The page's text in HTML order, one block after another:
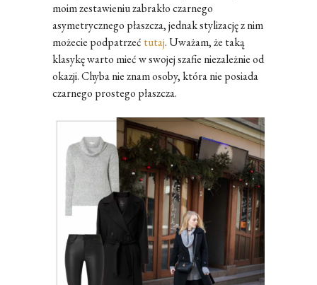
moim zestawieniu zabrakło czarnego
asymetrycznego płaszcza, jednak stylizację z nim
możecie podpatrzeć tutaj. Uważam, że taką
klasykę warto mieć w swojej szafie niezależnie od
okazji. Chyba nie znam osoby, która nie posiada
czarnego prostego płaszcza.